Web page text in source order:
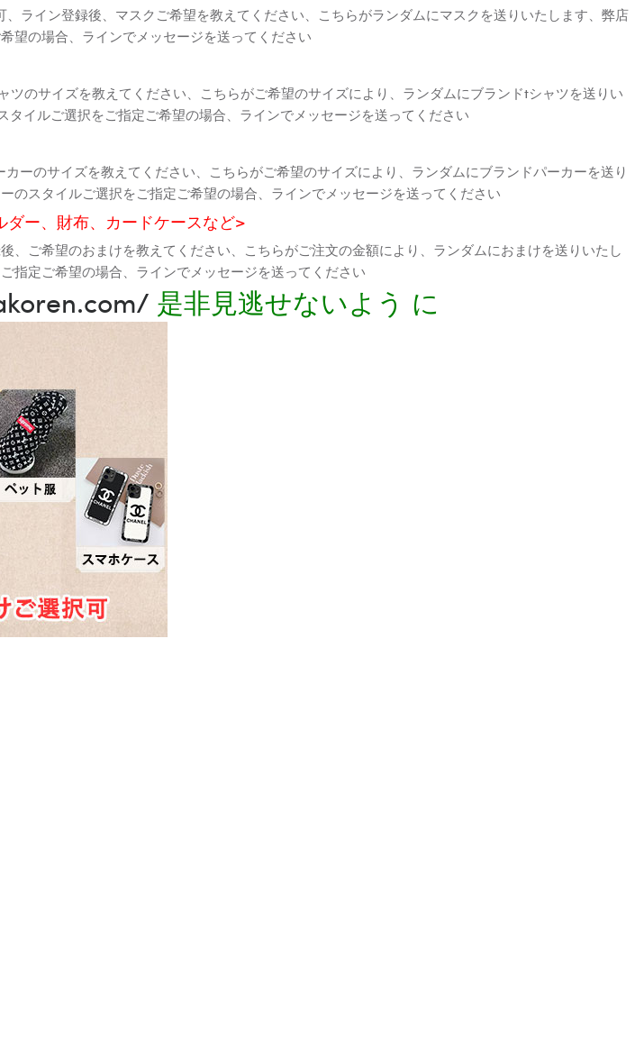
ライン登録後、マスクご希望を教えてください、こちらがランダムにマスクを送りいたします、弊店
望の場合、ラインでメッセージを送ってください
のサイズを教えてください、こちらがご希望のサイズにより、ランダムにブランドtシャツを送りい
イルご選択をご指定ご希望の場合、ラインでメッセージを送ってください
ーのサイズを教えてください、こちらがご希望のサイズにより、ランダムにブランドパーカーを送り
スタイルご選択をご指定ご希望の場合、ラインでメッセージを送ってください
ー、財布、カードケースなど>
、ご希望のおまけを教えてください、こちらがご注文の金額により、ランダムにおまけを送りいたし
指定ご希望の場合、ラインでメッセージを送ってください
是非見逃せないよう に